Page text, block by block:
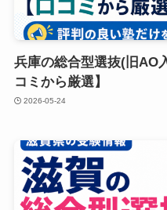
兵庫の総合型選抜(旧AO
コミから厳選】
2026-05-24